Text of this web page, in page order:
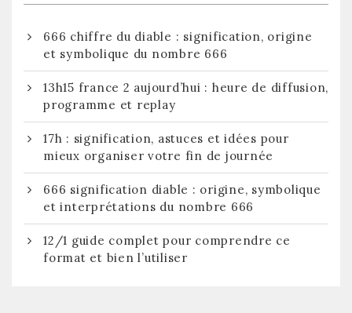
666 chiffre du diable : signification, origine
et symbolique du nombre 666
13h15 france 2 aujourd’hui : heure de diffusion,
programme et replay
17h : signification, astuces et idées pour
mieux organiser votre fin de journée
666 signification diable : origine, symbolique
et interprétations du nombre 666
12/1 guide complet pour comprendre ce
format et bien l’utiliser